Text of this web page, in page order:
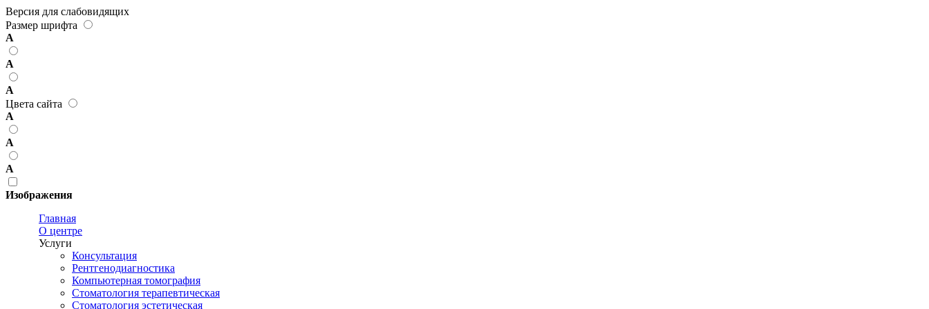
Версия для слабовидящих
Размер шрифта
А
А
А
Цвета сайта
А
А
А
Изображения
Главная
О центре
Услуги
Консультация
Рентгенодиагностика
Компьютерная томография
Стоматология терапевтическая
Стоматология эстетическая